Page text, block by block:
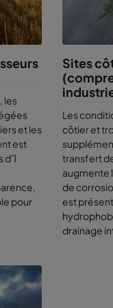
salin et
nos
testons
de
l’eau,
ne
En
et votre
Camfil
éviter
les
et les
est
d'1
pour
Sites
Les
côtier et
transfert
augmente
de
est
drainage